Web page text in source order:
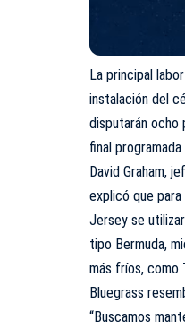
La principal
instalación del
disputarán ocho
final
David Graham,
explicó que
Jersey se
tipo Bermuda,
más fríos, como
Bluegrass
“Buscamos